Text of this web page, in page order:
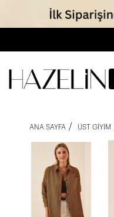
ANA SAYFA ÜST GIYIM